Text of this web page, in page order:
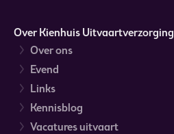
Over Kienhuis Uitvaartverzorging
Over ons
Evend
Links
Kennisblog
Vacatures uitvaart